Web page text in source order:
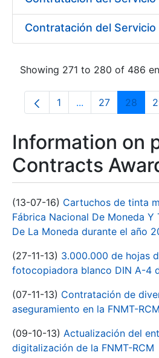
Showing 271 to 280 of 486
Page
1 ...Intermediate
Page
27 Page
28
Information on
Contracts
(13-07-16) Cartuchos de tinta
Fábrica Nacional De Moneda Y
De La Moneda durante el año
(27-11-13) 3.000.000 de hojas
fotocopiadora blanco DIN A-4
(07-11-13) Contratación de
aseguramiento en la FNMT-RCM
(09-10-13) Actualización del
digitalización de la FNMT-RCM